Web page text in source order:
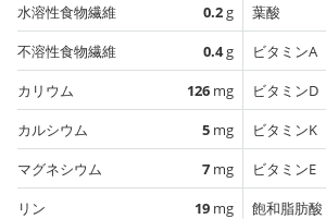
水溶性食物繊維
0.2g
不溶性食物繊維
0.4g
カリウム
126 mg
カルシウム
5 mg
マグネシウム
7 mg
リン
19 mg
葉酸
ビタミンA
ビタミンD
ビタミンK
ビタミンE
飽和脂肪酸